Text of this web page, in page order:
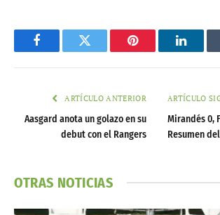
FacebookTwitter Pinterest
ARTÍCULO ANTERIOR
Aasgard anota un golazo en su
debut con el Rangers
ARTÍCULO
Mirandés 0,
Resumen
OTRAS NOTICIAS